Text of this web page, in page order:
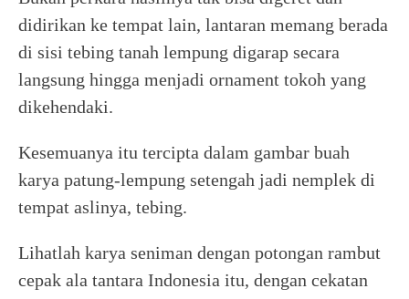
didirikan ke tempat lain, lantaran memang berada
di sisi tebing tanah lempung digarap secara
langsung hingga menjadi ornament tokoh yang
dikehendaki.
Kesemuanya itu tercipta dalam gambar buah
karya patung-lempung setengah jadi nemplek di
tempat aslinya, tebing.
Lihatlah karya seniman dengan potongan rambut
cepak ala tantara Indonesia itu, dengan cekatan